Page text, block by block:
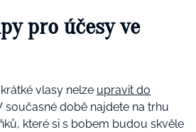
pro účesy ve
vlasy nelze upravit do
současné době najdete na trhu
které si s bobem budou skvěle